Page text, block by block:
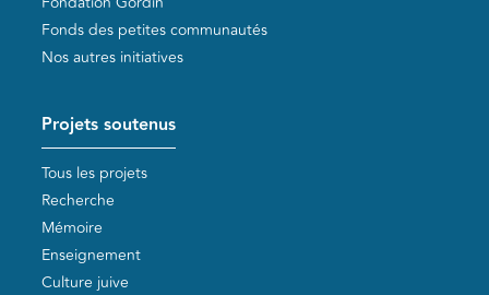
Fonds des petites communautés
Nos autres initiatives
Projets soutenus
Tous les projets
Recherche
Mémoire
Enseignement
Culture juive